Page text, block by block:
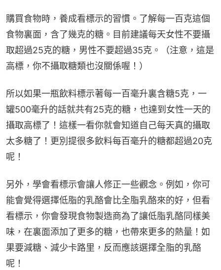
購買食物時，養成看標示的習慣。了解每一百克這個
食物裏面，含了幾克的糖。目前建議每天女性不要攝
取超過25克的糖，男性不要超過35克。（注意，這是
高標，你不攝取糖類也沒關係喔！）
所以如果一瓶飲料標示著每一百毫升裏含糖5克，一
罐500毫升的話就共有25克的糖，也達到女性一天的
攝取高標了！這樣一看你就會知道自己每天真的攝取
太多糖了！更別提很多飲料每百毫升的糖都超過20克
呢！
另外，學會看標示會讓人修正一些觀念。例如，你可
能會覺得選擇低脂的乳酪會比全脂乳酪來的好，但看
看標示，你會發現食物製造商為了讓低脂乳酪同樣美
味，在裏面添加了更多的糖，也帶來更多的熱量！如
果要減糖、減少卡路里，反而應該選擇全脂的乳酪
呢！